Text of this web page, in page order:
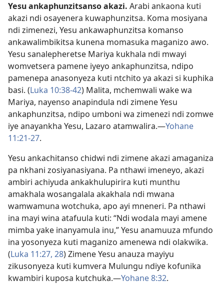
Yesu ankaphunzitsanso akazi. Arabi ankaona kuti
akazi ndi osayenera kuwaphunzitsa. Koma mosiyana
ndi zimenezi, Yesu ankawaphunzitsa komanso
ankawalimbikitsa kunena momasuka maganizo awo.
Yesu sanalepheretse Mariya kukhala ndi mwayi
womvetsera pamene iyeyo ankaphunzitsa, ndipo
pamenepa anasonyeza kuti ntchito ya akazi si kuphika
basi. (Luka 10:38-42) Malita, mchemwali wake wa
Mariya, nayenso anapindula ndi zimene Yesu
ankaphunzitsa, ndipo umboni wa zimenezi ndi zomwe
iye anayankha Yesu, Lazaro atamwalira.​—Yohane
11:21-27.
Yesu ankachitanso chidwi ndi zimene akazi amaganiza
pa nkhani zosiyanasiyana. Pa nthawi imeneyo, akazi
ambiri achiyuda ankakhulupirira kuti munthu
amakhala wosangalala akakhala ndi mwana
wamwamuna wotchuka, apo ayi mneneri. Pa nthawi
ina mayi wina atafuula kuti: “Ndi wodala mayi amene
mimba yake inanyamula inu,” Yesu anamuuza mfundo
ina yosonyeza kuti maganizo amenewa ndi olakwika.
(Luka 11:27, 28) Zimene Yesu anauza mayiyu
zikusonyeza kuti kumvera Mulungu ndiye kofunika
kwambiri kuposa kutchuka.​—Yohane 8:32.